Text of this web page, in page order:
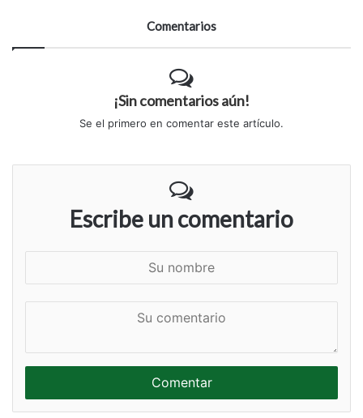
Comentarios
¡Sin comentarios aún!
Se el primero en comentar este artículo.
Escribe un comentario
n